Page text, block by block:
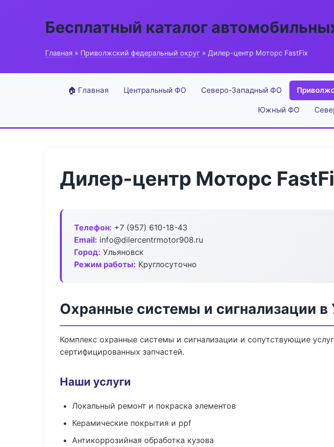
Бесплатный каталог
Главная » Приволжский федеральный округ » Дилер-центр Моторс FastFix
🏠 Главная Центральный ФО Северо-Западный ФО
Южный ФО
Дилер-центр Моторс
Телефон: +7 (957) 610-18-43
Email: info@dilercentrmotor908.ru
Город: Ульяновск
Режим работы: Круглосуточно
Охранные системы и сигнализации в
Комплекс охранные системы и сигнализации и сопутствующие
сертифицированных запчастей.
Наши услуги
Локальный ремонт и покраска элементов
Керамические покрытия и ppf
Антикоррозийная обработка кузова